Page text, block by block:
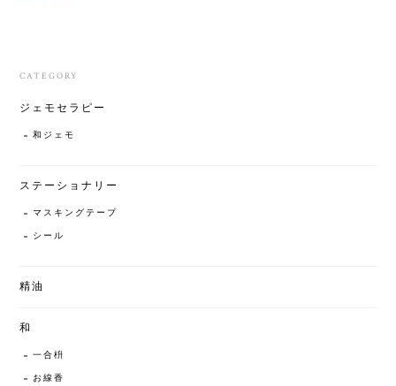
CATEGORY
ジェモセラピー
和ジェモ
ステーショナリー
マスキングテープ
シール
精油
和
一合枡
お線香